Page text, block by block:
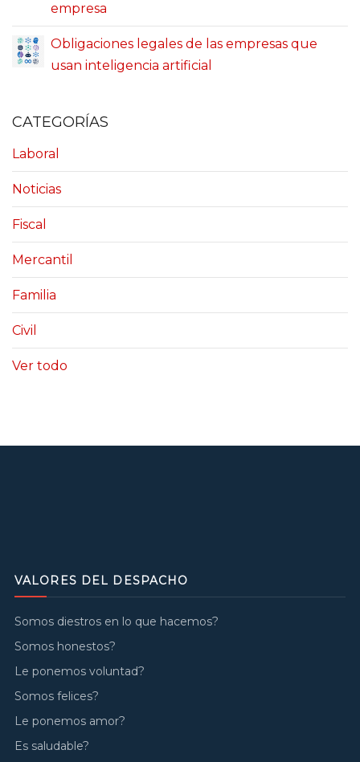
empresa
Obligaciones legales de las empresas que
usan inteligencia artificial
CATEGORÍAS
Laboral
Noticias
Fiscal
Mercantil
Familia
Civil
Ver todo
VALORES DEL DESPACHO
Somos diestros en lo que hacemos?
Somos honestos?
Le ponemos voluntad?
Somos felices?
Le ponemos amor?
Es saludable?